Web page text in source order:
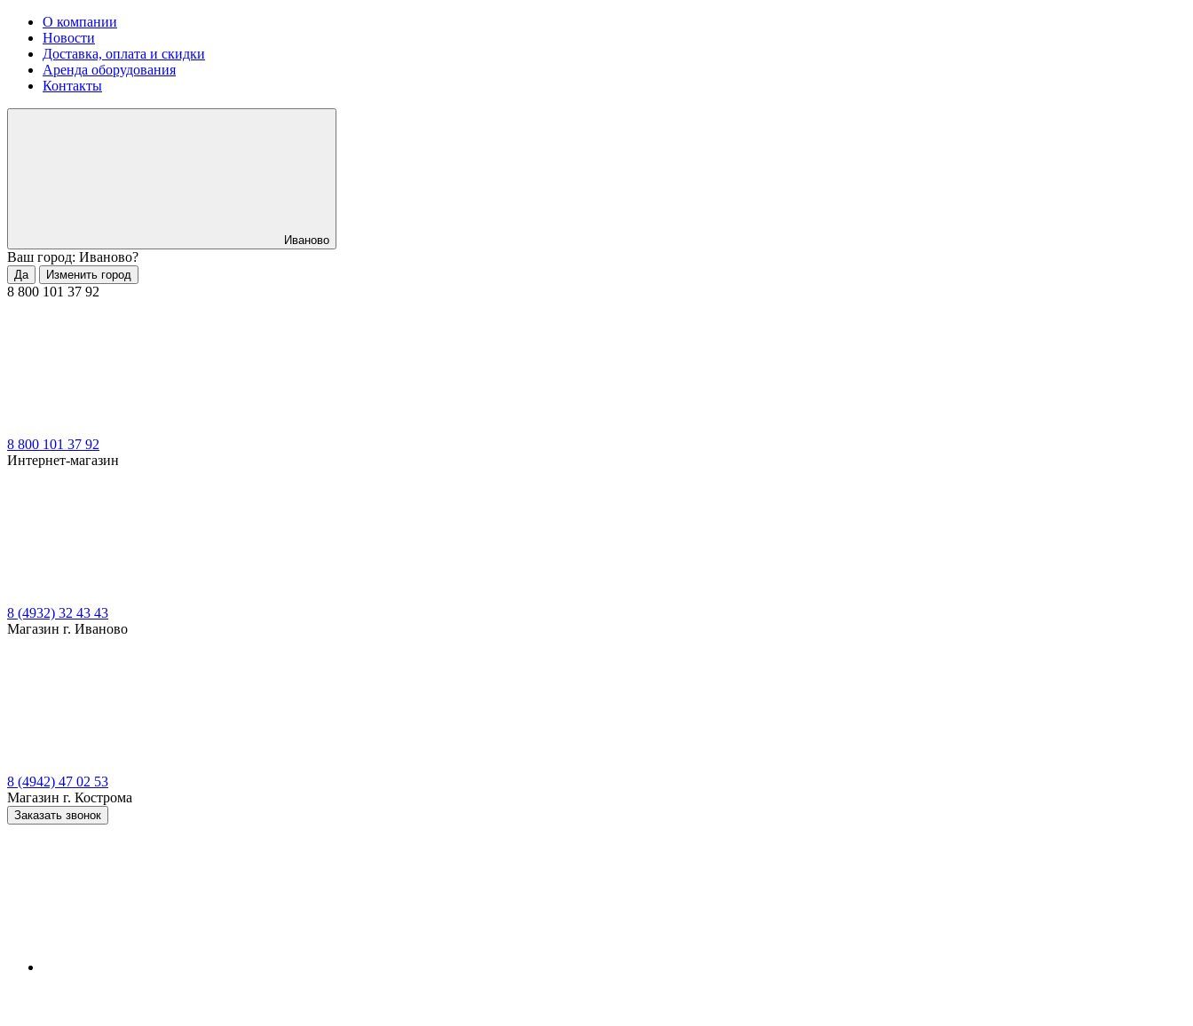
О компании
Новости
Доставка, оплата и скидки
Аренда оборудования
Контакты
Иваново
Ваш город: Иваново?
Да Изменить город
8 800 101 37 92
8 800 101 37 92
Интернет-магазин
8 (4932) 32 43 43
Магазин г. Иваново
8 (4942) 47 02 53
Магазин г. Кострома
Заказать звонок